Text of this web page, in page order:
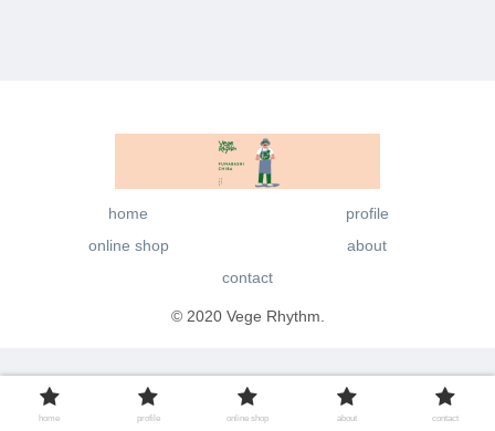
home
profile
online shop
about
contact
© 2020 Vege Rhythm.
home profile online shop about contact